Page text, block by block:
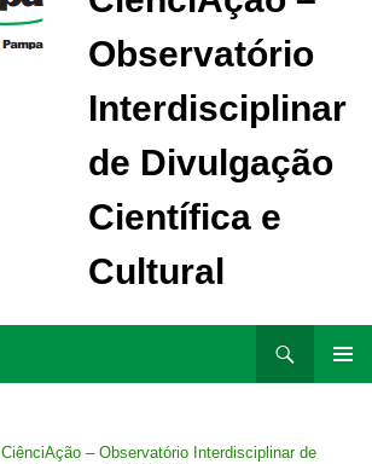
Observatório
Interdisciplinar
de Divulgação
Científica e
Cultural
CiênciAção – Observatório Interdisciplinar de